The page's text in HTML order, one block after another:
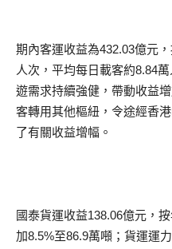
期內客運收益為432.03億元
人次，平均每日載客約8.84
遊需求持續強健，帶動收益
客轉用其他樞紐，令途經香
了有關收益增幅。
國泰貨運收益138.06億元，
加8.5%至86.9萬噸；貨運運